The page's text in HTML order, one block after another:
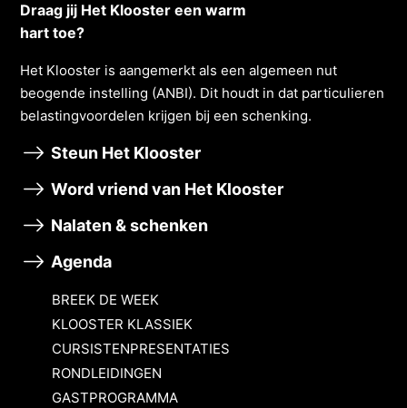
Draag jij Het Klooster een warm
hart toe?
Het Klooster is aangemerkt als een algemeen nut
beogende instelling (ANBI). Dit houdt in dat particulieren
belastingvoordelen krĳgen bĳ een schenking.
Steun Het Klooster
Word vriend van Het Klooster
Nalaten & schenken
Agenda
BREEK DE WEEK
KLOOSTER KLASSIEK
CURSISTENPRESENTATIES
RONDLEIDINGEN
GASTPROGRAMMA